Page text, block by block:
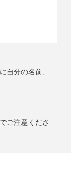
自分の名前、
ご注意くださ